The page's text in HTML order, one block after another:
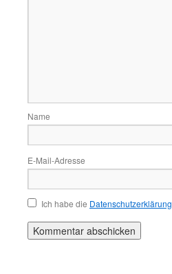
Name
E-Mail-Adresse
Ich habe die Datenschutzerklärung